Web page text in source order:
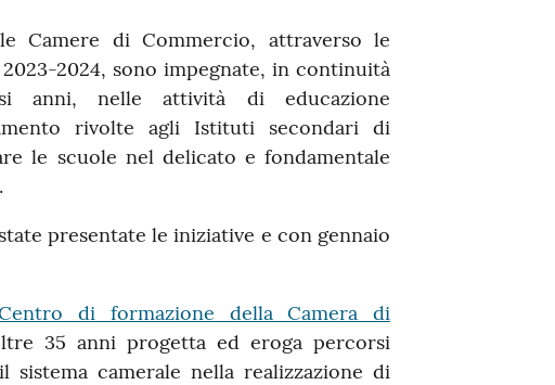
Camere di Commercio, attraverso le
2024, sono impegnate, in continuità
anni, nelle attività di educazione
rivolte agli Istituti secondari di
le scuole nel delicato e fondamentale
presentate le iniziative e con gennaio
di formazione della Camera di
35 anni progetta ed eroga percorsi
camerale nella realizzazione di